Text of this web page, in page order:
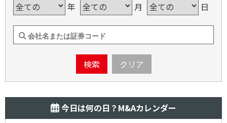
年 月 日
検索 クリア
今日は何の日？M&Aカレンダー